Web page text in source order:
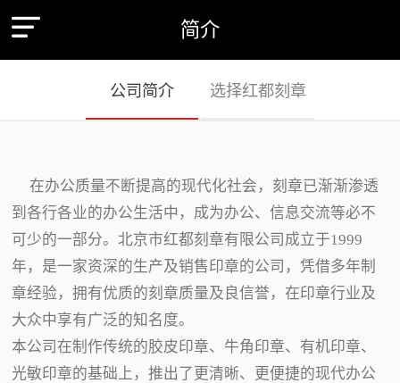
简介
公司简介 选择红都刻章
在办公质量不断提高的现代化社会，刻章已渐渐渗透
到各行各业的办公生活中，成为办公、信息交流等必不
可少的一部分。北京市红都刻章有限公司成立于1999
年，是一家资深的生产及销售印章的公司，凭借多年制
章经验，拥有优质的刻章质量及良信誉，在印章行业及
大众中享有广泛的知名度。
本公司在制作传统的胶皮印章、牛角印章、有机印章、
光敏印章的基础上，推出了更清晰、更便捷的现代办公